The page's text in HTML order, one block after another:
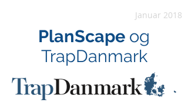
Januar 2018
PlanScape og
TrapDanmark